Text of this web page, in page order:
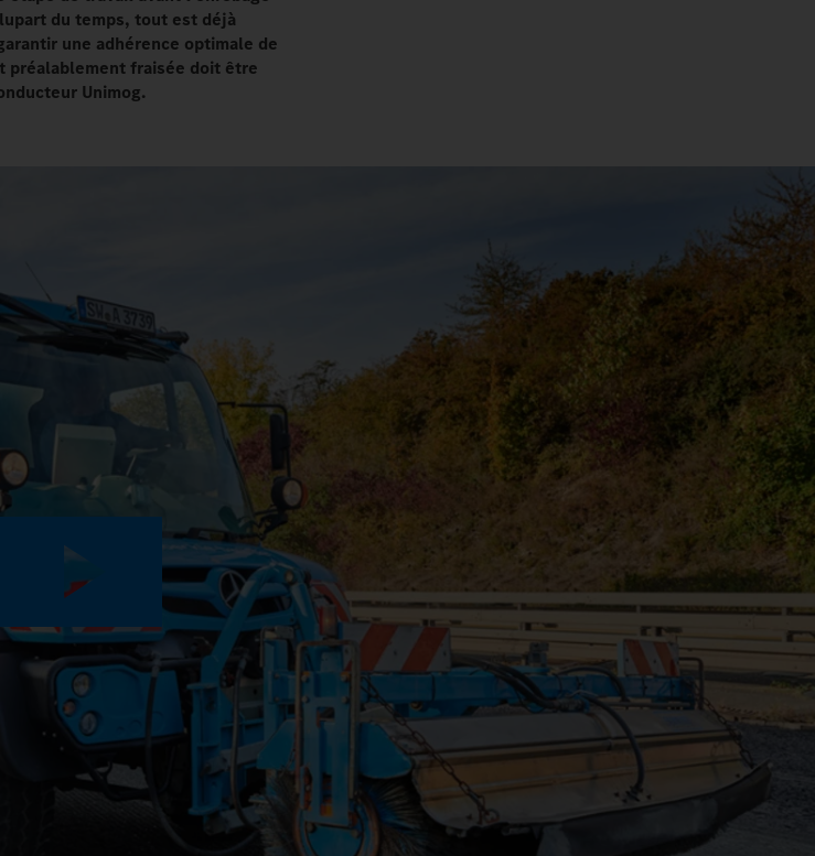
du temps, tout est déjà
une adhérence optimale de
préalablement fraisée doit être
Unimog.
Play
Video